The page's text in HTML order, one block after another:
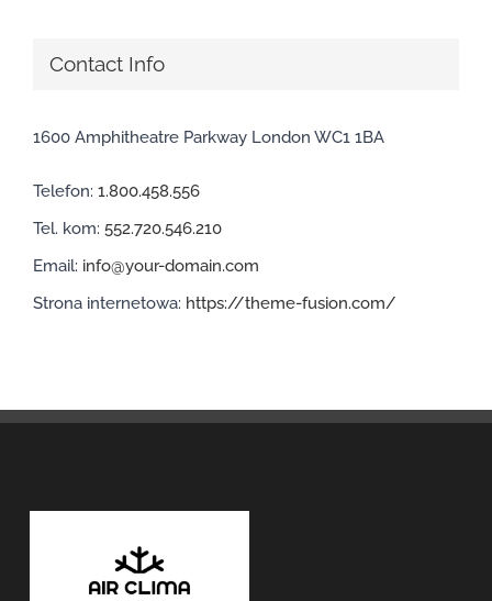
Contact Info
1600 Amphitheatre Parkway London WC1 1BA
Telefon: 1.800.458.556
Tel. kom: 552.720.546.210
Email: info@your-domain.com
Strona internetowa: https://theme-fusion.com/